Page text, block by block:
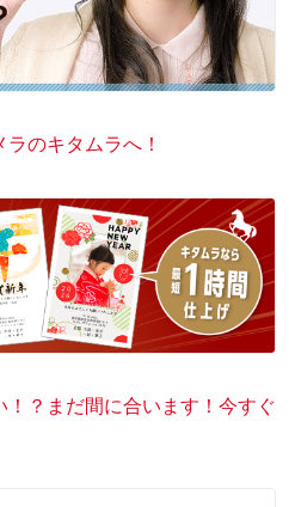
のキタムラへ！
？まだ間に合います！今すぐ